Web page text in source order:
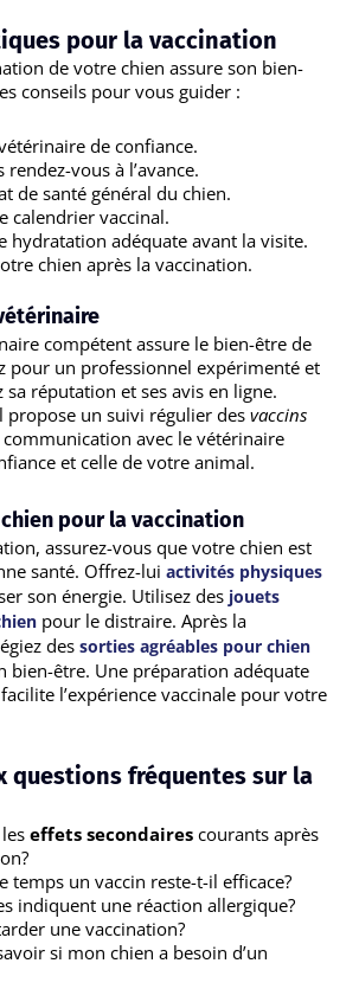
pour la vaccination
de votre chien assure son bien-
conseils pour vous guider :
de confiance.
rendez-vous à l’avance.
de santé général du chien.
calendrier vaccinal.
hydratation adéquate avant la visite.
chien après la vaccination.
compétent assure le bien-être de
pour un professionnel expérimenté et
sa réputation et ses avis en ligne.
propose un suivi régulier des vaccins
avec le vétérinaire
et celle de votre animal.
pour la vaccination
assurez-vous que votre chien est
santé. Offrez-lui activités physiques
son énergie. Utilisez des jouets
pour le distraire. Après la
des sorties agréables pour chien
bien-être. Une préparation adéquate
l’expérience vaccinale pour votre
questions fréquentes sur la
effets secondaires courants après
temps un vaccin reste-t-il efficace?
indiquent une réaction allergique?
une vaccination?
si mon chien a besoin d’un